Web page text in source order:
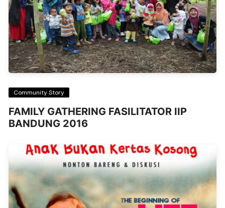
Community Story
FAMILY GATHERING FASILITATOR IIP
BANDUNG 2016